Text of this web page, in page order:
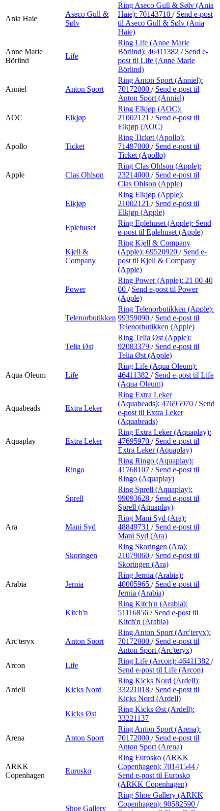
Ania Haie
Aseco Gull &
Sølv
Ring Aseco Gull & Sølv (Ania
Haie): 70143710 / Send e-post
til Aseco Gull & Sølv (Ania
Haie)
Anne Marie
Börlind
Life
Ring Life (Anne Marie
Börlind): 46411382 / Send e-
post til Life (Anne Marie
Börlind)
Anniel Anton Sport
Ring Anton Sport (Anniel):
70172000 / Send e-post til
Anton Sport (Anniel)
AOC Elkjøp
Ring Elkjøp (AOC):
21002121 / Send e-post til
Elkjøp (AOC)
Apollo Ticket
Ring Ticket (Apollo):
71497000 / Send e-post til
Ticket (Apollo)
Apple Clas Ohlson
Ring Clas Ohlson (Apple):
23214000 / Send e-post til
Clas Ohlson (Apple)
Elkjøp
Ring Elkjøp (Apple):
21002121 / Send e-post til
Elkjøp (Apple)
Eplehuset
Ring Eplehuset (Apple): Send
e-post til Eplehuset (Apple)
Kjell &
Company
Ring Kjell & Company
(Apple): 69520920 / Send e-
post til Kjell & Company
(Apple)
Power
Ring Power (Apple): 21 00 40
00 / Send e-post til Power
(Apple)
Telenorbutikken
Ring Telenorbutikken (Apple):
99359090 / Send e-post til
Telenorbutikken (Apple)
Telia Øst
Ring Telia Øst (Apple):
92083379 / Send e-post til
Telia Øst (Apple)
Aqua Oleum Life
Ring Life (Aqua Oleum):
46411382 / Send e-post til Life
(Aqua Oleum)
Aquabeads Extra Leker
Ring Extra Leker
(Aquabeads): 47695970 / Send
e-post til Extra Leker
(Aquabeads)
Aquaplay Extra Leker
Ring Extra Leker (Aquaplay):
47695970 / Send e-post til
Extra Leker (Aquaplay)
Ringo
Ring Ringo (Aquaplay):
41768107 / Send e-post til
Ringo (Aquaplay)
Sprell
Ring Sprell (Aquaplay):
99093628 / Send e-post til
Sprell (Aquaplay)
Ara Mani Syd
Ring Mani Syd (Ara):
48849731 / Send e-post til
Mani Syd (Ara)
Skoringen
Ring Skoringen (Ara):
21079060 / Send e-post til
Skoringen (Ara)
Arabia Jernia
Ring Jernia (Arabia):
40005965 / Send e-post til
Jernia (Arabia)
Kitch'n
Ring Kitch'n (Arabia):
51116856 / Send e-post til
Kitch'n (Arabia)
Arc'teryx Anton Sport
Ring Anton Sport (Arc'teryx):
70172000 / Send e-post til
Anton Sport (Arc'teryx)
Arcon
Life
Ring Life (Arcon): 46411382 /
Send e-post til Life (Arcon)
Ardell Kicks Nord
Ring Kicks Nord (Ardell):
33221018 / Send e-post til
Kicks Nord (Ardell)
Kicks Øst
Ring Kicks Øst (Ardell):
33221137
Arena Anton Sport
Ring Anton Sport (Arena):
70172000 / Send e-post til
Anton Sport (Arena)
ARKK
Copenhagen
Eurosko
Ring Eurosko (ARKK
Copenhagen): 70141544 /
Send e-post til Eurosko
(ARKK Copenhagen)
Shoe Gallery
Ring Shoe Gallery (ARKK
Copenhagen): 90582590 /